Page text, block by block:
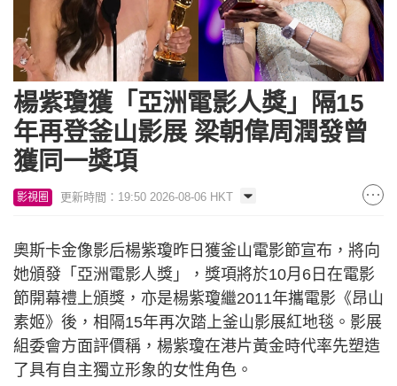
楊紫瓊獲「亞洲電影人獎」隔15
年再登釜山影展 梁朝偉周潤發曾
獲同一獎項
影視圈 更新時間：19:50 2026-08-06 HKT
奧斯卡金像影后楊紫瓊昨日獲釜山電影節宣布，將向
她頒發「亞洲電影人獎」，獎項將於10月6日在電影
節開幕禮上頒獎，亦是楊紫瓊繼2011年攜電影《昂山
素姬》後，相隔15年再次踏上釜山影展紅地毯。影展
組委會方面評價稱，楊紫瓊在港片黃金時代率先塑造
了具有自主獨立形象的女性角色。